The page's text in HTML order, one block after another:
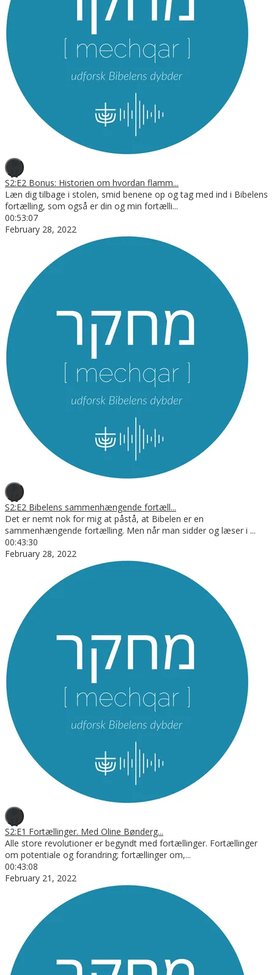
S2:E2 Bonus: Historien om hvordan flamm...
Læn dig tilbage i stolen, smid benene op og tag med ind i Bibelens
fortælling, som også er din og min fortælli...
00:53:07
February 28, 2022
S2:E2 Bibelens sammenhængende fortæll...
Det er nemt nok for mig at påstå, at Bibelen er en
sammenhængende fortælling. Men når man sidder og læser i ...
00:43:30
February 28, 2022
S2:E1 Fortællinger. Med Oline Bønderg...
Alle store revolutioner er begyndt med fortællinger. Fortællinger
om potentiale og forandring; fortællinger om,...
00:43:08
February 21, 2022